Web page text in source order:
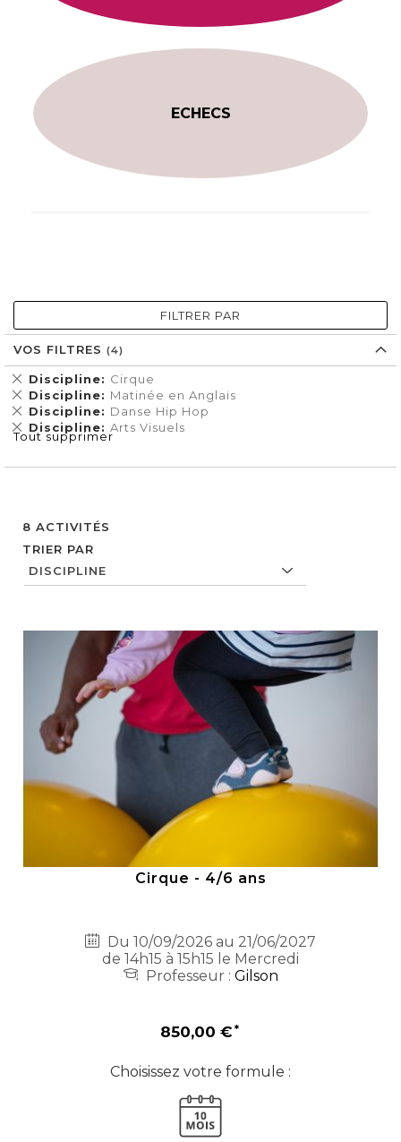
ECHECS
8 ACTIVITÉS
TRIER PAR
Cirque - 4/6 ans
Du 10/09/2026 au 21/06/2027
de 14h15 à 15h15 le Mercredi
Professeur : Gilson
850,00 €
Choisissez votre formule :
FILTRER PAR
VOS FILTRES
Discipline Cirque
Supprimer
cet
Élément
Discipline Matinée en Anglais
Supprimer
cet
Élément
Discipline Danse Hip Hop
Supprimer
cet
Élément
Discipline Arts Visuels
Supprimer
cet
Tout supprimer